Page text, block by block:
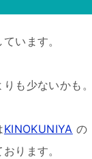
います。
も少ないかも
KINOKUNIYA の
ります。